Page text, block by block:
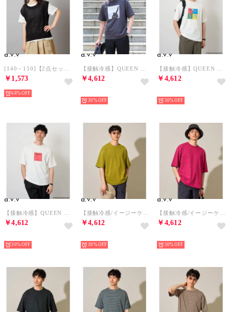
a.v.v
￥1,573
68%
a.v.v
￥4,612
30%
a.v.v
￥4,612
30%
a.v.v
￥4,612
30%
a.v.v
￥4,612
30%
a.v.v
￥4,612
30%